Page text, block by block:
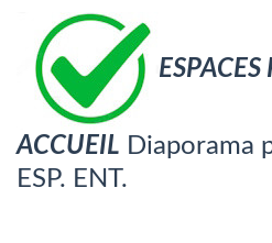
ESPACES
ACCUEIL Diaporama
ESP. ENT.